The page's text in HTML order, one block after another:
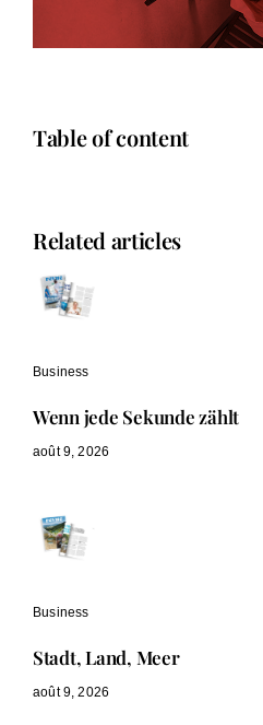
Table of content
Related articles
Business
Wenn jede Sekunde zählt
août 9, 2026
Business
Stadt, Land, Meer
août 9, 2026